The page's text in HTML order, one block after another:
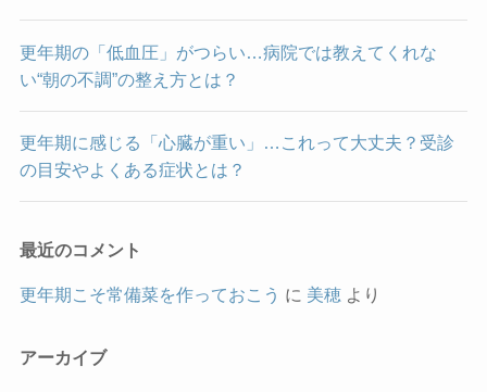
更年期の「低血圧」がつらい…病院では教えてくれな
い“朝の不調”の整え方とは？
更年期に感じる「心臓が重い」…これって大丈夫？受診
の目安やよくある症状とは？
最近のコメント
更年期こそ常備菜を作っておこう に 美穂より
アーカイブ